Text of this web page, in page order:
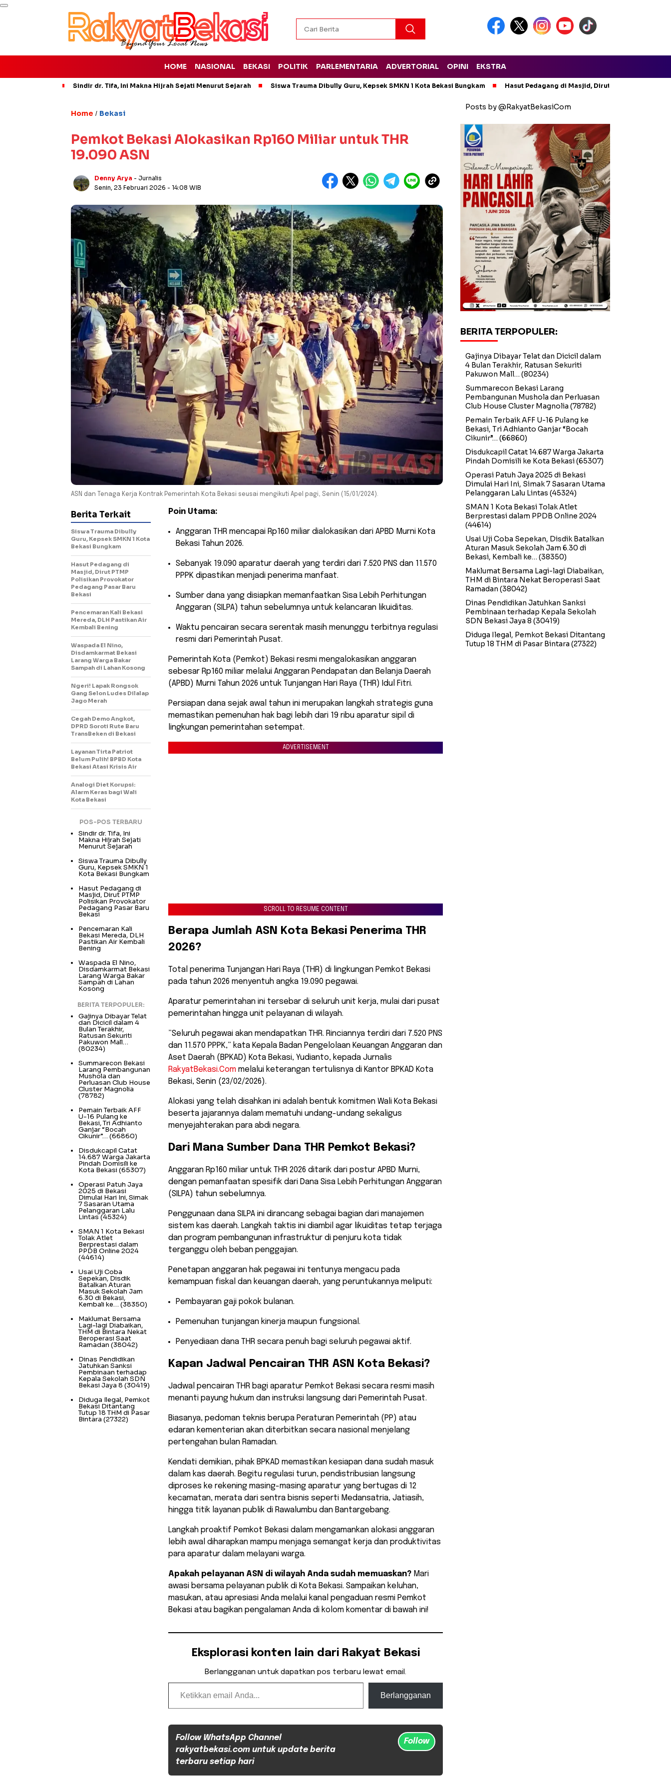
HOME NASIONAL BEKASI POLITIK PARLEMENTARIA ADVERTORIAL OPINI EKSTRA
Sindir dr. Tifa, Ini Makna Hijrah Sejati Menurut Sejarah Siswa Trauma Dibully Guru, Kepsek SMKN 1 Kota Bekasi Bungkam Hasut Pedagang di Masjid, Dirut PTMP Polisikan
Home / Bekasi
Pemkot Bekasi Alokasikan Rp160 Miliar untuk THR
19.090 ASN
Denny Arya - Jurnalis
Senin, 23 Februari 2026 - 14:08 WIB
ASN dan Tenaga Kerja Kontrak Pemerintah Kota Bekasi seusai mengikuti Apel pagi, Senin (15/01/2024).
Poin Utama:
​Anggaran THR mencapai Rp160 miliar dialokasikan dari APBD Murni Kota
Bekasi Tahun 2026.
​Sebanyak 19.090 aparatur daerah yang terdiri dari 7.520 PNS dan 11.570
PPPK dipastikan menjadi penerima manfaat.
​Sumber dana yang disiapkan memanfaatkan Sisa Lebih Perhitungan
Anggaran (SILPA) tahun sebelumnya untuk kelancaran likuiditas.
​Waktu pencairan secara serentak masih menunggu terbitnya regulasi
resmi dari Pemerintah Pusat.
​Pemerintah Kota (Pemkot) Bekasi resmi mengalokasikan anggaran
sebesar Rp160 miliar melalui Anggaran Pendapatan dan Belanja Daerah
(APBD) Murni Tahun 2026 untuk Tunjangan Hari Raya (THR) Idul Fitri.
Persiapan dana sejak awal tahun ini merupakan langkah strategis guna
memastikan pemenuhan hak bagi lebih dari 19 ribu aparatur sipil di
lingkungan pemerintahan setempat.
ADVERTISEMENT
SCROLL TO RESUME CONTENT
​Berapa Jumlah ASN Kota Bekasi Penerima THR
2026?
​Total penerima Tunjangan Hari Raya (THR) di lingkungan Pemkot Bekasi
pada tahun 2026 menyentuh angka 19.090 pegawai.
Aparatur pemerintahan ini tersebar di seluruh unit kerja, mulai dari pusat
pemerintahan hingga unit pelayanan di wilayah.
​”Seluruh pegawai akan mendapatkan THR. Rinciannya terdiri dari 7.520 PNS
dan 11.570 PPPK,” kata Kepala Badan Pengelolaan Keuangan Anggaran dan
Aset Daerah (BPKAD) Kota Bekasi, Yudianto, kepada Jurnalis
RakyatBekasi.Com melalui keterangan tertulisnya di Kantor BPKAD Kota
Bekasi, Senin (23/02/2026).
​Alokasi yang telah disahkan ini adalah bentuk komitmen Wali Kota Bekasi
beserta jajarannya dalam mematuhi undang-undang sekaligus
menyejahterakan para abdi negara.
​Dari Mana Sumber Dana THR Pemkot Bekasi?
​Anggaran Rp160 miliar untuk THR 2026 ditarik dari postur APBD Murni,
dengan pemanfaatan spesifik dari Dana Sisa Lebih Perhitungan Anggaran
(SILPA) tahun sebelumnya.
​Penggunaan dana SILPA ini dirancang sebagai bagian dari manajemen
sistem kas daerah. Langkah taktis ini diambil agar likuiditas tetap terjaga
dan program pembangunan infrastruktur di penjuru kota tidak
terganggu oleh beban penggajian.
​Penetapan anggaran hak pegawai ini tentunya mengacu pada
kemampuan fiskal dan keuangan daerah, yang peruntukannya meliputi:
​Pembayaran gaji pokok bulanan.
​Pemenuhan tunjangan kinerja maupun fungsional.
​Penyediaan dana THR secara penuh bagi seluruh pegawai aktif.
​Kapan Jadwal Pencairan THR ASN Kota Bekasi?
​Jadwal pencairan THR bagi aparatur Pemkot Bekasi secara resmi masih
menanti payung hukum dan instruksi langsung dari Pemerintah Pusat.
Biasanya, pedoman teknis berupa Peraturan Pemerintah (PP) atau
edaran kementerian akan diterbitkan secara nasional menjelang
pertengahan bulan Ramadan.
​Kendati demikian, pihak BPKAD memastikan kesiapan dana sudah masuk
dalam kas daerah. Begitu regulasi turun, pendistribusian langsung
diproses ke rekening masing-masing aparatur yang bertugas di 12
kecamatan, merata dari sentra bisnis seperti Medansatria, Jatiasih,
hingga titik layanan publik di Rawalumbu dan Bantargebang.
​Langkah proaktif Pemkot Bekasi dalam mengamankan alokasi anggaran
lebih awal diharapkan mampu menjaga semangat kerja dan produktivitas
para aparatur dalam melayani warga.
Apakah pelayanan ASN di wilayah Anda sudah memuaskan? Mari
awasi bersama pelayanan publik di Kota Bekasi. Sampaikan keluhan,
masukan, atau apresiasi Anda melalui kanal pengaduan resmi Pemkot
Bekasi atau bagikan pengalaman Anda di kolom komentar di bawah ini!
Eksplorasi konten lain dari Rakyat Bekasi
Berlangganan untuk dapatkan pos terbaru lewat email.
Ketikkan email Anda...
Berlangganan
Follow WhatsApp Channel
rakyatbekasi.com untuk update berita
terbaru setiap hari
Follow
Berita Terkait
Siswa Trauma Dibully
Guru, Kepsek SMKN 1 Kota
Bekasi Bungkam
Hasut Pedagang di
Masjid, Dirut PTMP
Polisikan Provokator
Pedagang Pasar Baru
Bekasi
Pencemaran Kali Bekasi
Mereda, DLH Pastikan Air
Kembali Bening
Waspada El Nino,
Disdamkarmat Bekasi
Larang Warga Bakar
Sampah di Lahan Kosong
Ngeri! Lapak Rongsok
Gang Selon Ludes Dilalap
Jago Merah
Cegah Demo Angkot,
DPRD Soroti Rute Baru
TransBeken di Bekasi
Layanan Tirta Patriot
Belum Pulih! BPBD Kota
Bekasi Atasi Krisis Air
Analogi Diet Korupsi:
Alarm Keras bagi Wali
Kota Bekasi
POS-POS TERBARU
Sindir dr. Tifa, Ini
Makna Hijrah Sejati
Menurut Sejarah
Siswa Trauma Dibully
Guru, Kepsek SMKN 1
Kota Bekasi Bungkam
Hasut Pedagang di
Masjid, Dirut PTMP
Polisikan Provokator
Pedagang Pasar Baru
Bekasi
Pencemaran Kali
Bekasi Mereda, DLH
Pastikan Air Kembali
Bening
Waspada El Nino,
Disdamkarmat Bekasi
Larang Warga Bakar
Sampah di Lahan
Kosong
BERITA TERPOPULER:
Gajinya Dibayar Telat
dan Dicicil dalam 4
Bulan Terakhir,
Ratusan Sekuriti
Pakuwon Mall…
(80234)
Summarecon Bekasi
Larang Pembangunan
Mushola dan
Perluasan Club House
Cluster Magnolia
(78782)
Pemain Terbaik AFF
U-16 Pulang ke
Bekasi, Tri Adhianto
Ganjar “Bocah
Cikunir”… (66860)
Disdukcapil Catat
14.687 Warga Jakarta
Pindah Domisili ke
Kota Bekasi (65307)
Operasi Patuh Jaya
2025 di Bekasi
Dimulai Hari Ini, Simak
7 Sasaran Utama
Pelanggaran Lalu
Lintas(45324)
SMAN 1 Kota Bekasi
Tolak Atlet
Berprestasi dalam
PPDB Online 2024
(44614)
Usai Uji Coba
Sepekan, Disdik
Batalkan Aturan
Masuk Sekolah Jam
6.30 di Bekasi,
Kembali ke… (38350)
Maklumat Bersama
Lagi-lagi Diabaikan,
THM di Bintara Nekat
Beroperasi Saat
Ramadan (38042)
Dinas Pendidikan
Jatuhkan Sanksi
Pembinaan terhadap
Kepala Sekolah SDN
Bekasi Jaya 8 (30419)
Diduga Ilegal, Pemkot
Bekasi Ditantang
Tutup 18 THM di Pasar
Bintara (27322)
Posts by @RakyatBekasiCom
BERITA TERPOPULER:
Gajinya Dibayar Telat dan Dicicil dalam
4 Bulan Terakhir, Ratusan Sekuriti
Pakuwon Mall… (80234)
Summarecon Bekasi Larang
Pembangunan Mushola dan Perluasan
Club House Cluster Magnolia (78782)
Pemain Terbaik AFF U-16 Pulang ke
Bekasi, Tri Adhianto Ganjar “Bocah
Cikunir”… (66860)
Disdukcapil Catat 14.687 Warga Jakarta
Pindah Domisili ke Kota Bekasi(65307)
Operasi Patuh Jaya 2025 di Bekasi
Dimulai Hari Ini, Simak 7 Sasaran Utama
Pelanggaran Lalu Lintas (45324)
SMAN 1 Kota Bekasi Tolak Atlet
Berprestasi dalam PPDB Online 2024
(44614)
Usai Uji Coba Sepekan, Disdik Batalkan
Aturan Masuk Sekolah Jam 6.30 di
Bekasi, Kembali ke… (38350)
Maklumat Bersama Lagi-lagi Diabaikan,
THM di Bintara Nekat Beroperasi Saat
Ramadan (38042)
Dinas Pendidikan Jatuhkan Sanksi
Pembinaan terhadap Kepala Sekolah
SDN Bekasi Jaya 8 (30419)
Diduga Ilegal, Pemkot Bekasi Ditantang
Tutup 18 THM di Pasar Bintara (27322)